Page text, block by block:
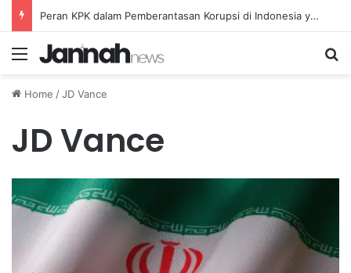
Peran KPK dalam Pemberantasan Korupsi di Indonesia yang Efektif dan Terukur
Menu
Home /JD Vance
JD Vance